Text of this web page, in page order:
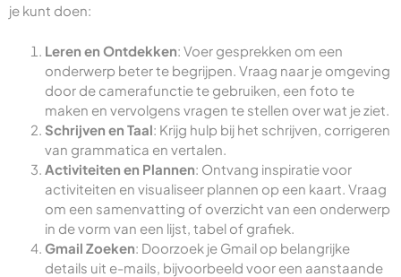
je kunt doen:
Leren en Ontdekken: Voer gesprekken om een
onderwerp beter te begrijpen. Vraag naar je omgeving
door de camerafunctie te gebruiken, een foto te
maken en vervolgens vragen te stellen over wat je ziet.
Schrijven en Taal: Krijg hulp bij het schrijven, corrigeren
van grammatica en vertalen.
Activiteiten en Plannen: Ontvang inspiratie voor
activiteiten en visualiseer plannen op een kaart. Vraag
om een samenvatting of overzicht van een onderwerp
in de vorm van een lijst, tabel of grafiek.
Gmail Zoeken: Doorzoek je Gmail op belangrijke
details uit e-mails, bijvoorbeeld voor een aanstaande